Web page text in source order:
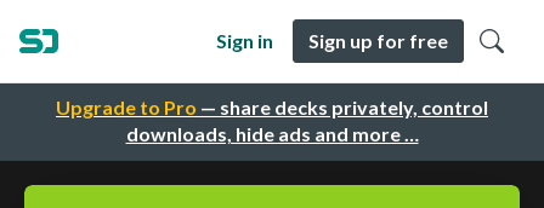
Upgrade to Pro — share decks privately, control
downloads, hide ads and more …
Sign in Sign up for free